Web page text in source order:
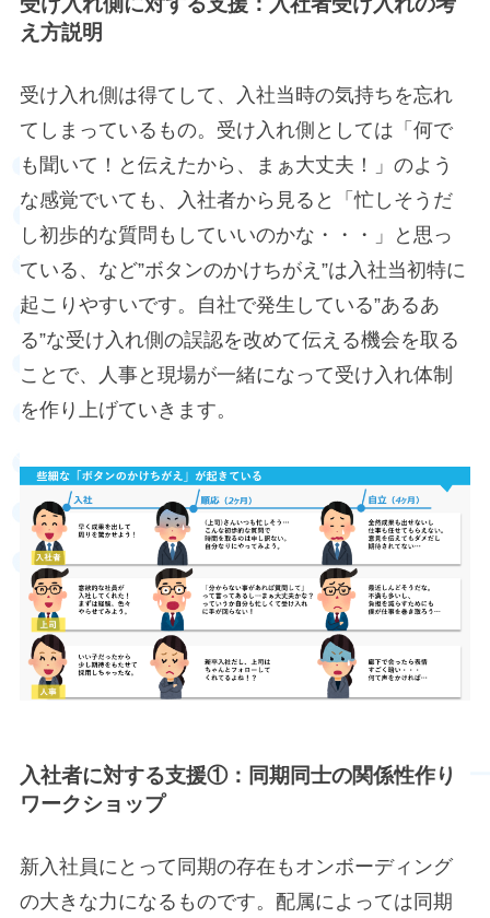
え方説明
受け入れ側は得てして、入社当時の気持ちを忘れ
てしまっているもの。受け入れ側としては「何で
も聞いて！と伝えたから、まぁ大丈夫！」のよう
な感覚でいても、入社者から見ると「忙しそうだ
し初歩的な質問もしていいのかな・・・」と思っ
ている、など”ボタンのかけちがえ”は入社当初特に
起こりやすいです。自社で発生している”あるあ
る”な受け入れ側の誤認を改めて伝える機会を取る
ことで、人事と現場が一緒になって受け入れ体制
を作り上げていきます。
入社者に対する支援①：同期同士の関係性作り
ワークショップ
新入社員にとって同期の存在もオンボーディング
の大きな力になるものです。配属によっては同期